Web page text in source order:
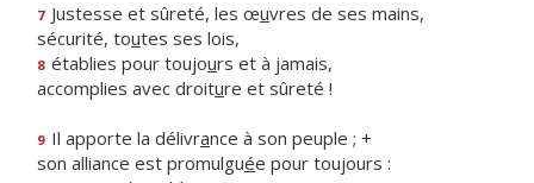
7 Justesse et sûreté, les œuvres de ses mains,
sécurité, toutes ses lois,
8 établies pour toujours et à jamais,
accomplies avec droiture et sûreté !
9 Il apporte la délivrance à son peuple ; +
son alliance est promulguée pour toujours :